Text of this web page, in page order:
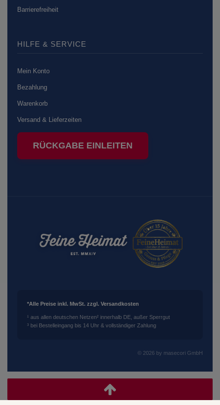
Barrierefreiheit
HILFE & SERVICE
Mein Konto
Bezahlung
Warenkorb
Versand & Lieferzeiten
RÜCKGABE EINLEITEN
*Alle Preise inkl. MwSt. zzgl. Versandkosten
¹ aus allen deutschen Netzen² innerhalb DE, außer Sperrgut
³ bei Bestelleingang bis 14 Uhr & vollständiger Zahlung
© 2026 by masecori GmbH